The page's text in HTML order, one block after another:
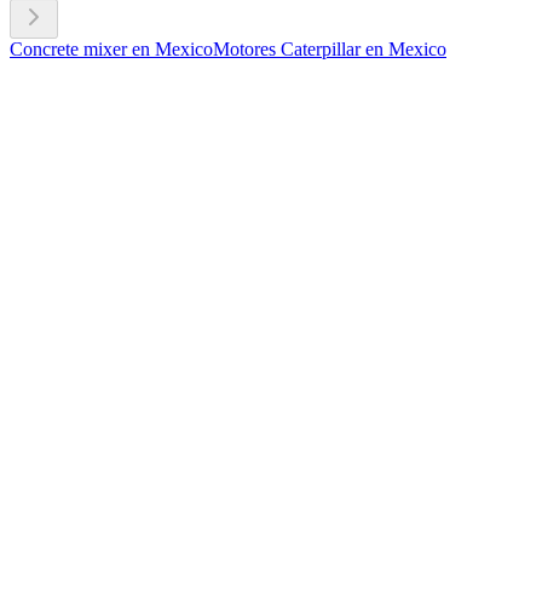
Concrete mixer en MexicoMotores Caterpillar en Mexico